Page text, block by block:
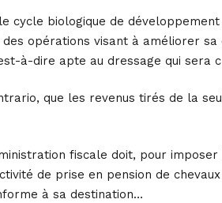
cycle biologique de
opérations visant à améliorer
à-dire apte au dressage qui sera
que les revenus tirés de la
fiscale doit, pour
de prise en pension de
à sa destination…